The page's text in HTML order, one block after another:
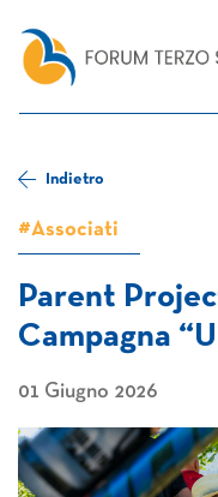
Indietro
#Associati
Parent
Campagna
01 Giugno 2026